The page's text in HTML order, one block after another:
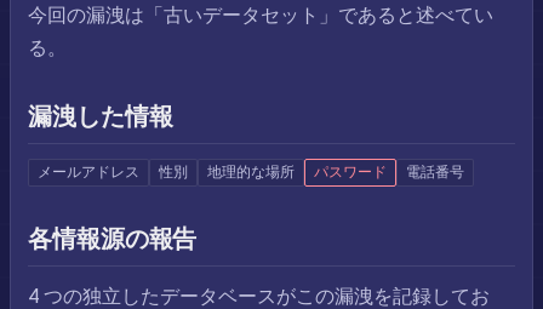
今回の漏洩は「古いデータセット」であると述べてい
る。
漏洩した情報
メールアドレス 性別 地理的な場所 パスワード 電話番号
各情報源の報告
4 つの独立したデータベースがこの漏洩を記録してお